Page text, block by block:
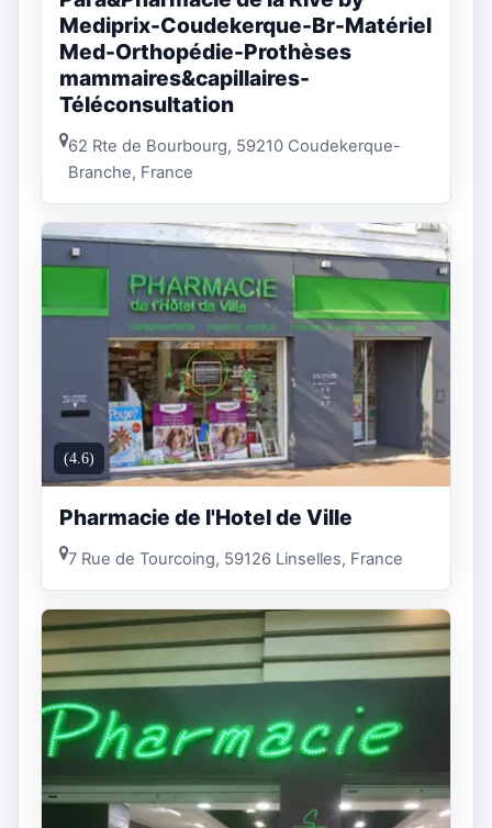
Mediprix-Coudekerque-Br-Matériel
Med-Orthopédie-Prothèses
mammaires&capillaires-
Téléconsultation
62 Rte de Bourbourg, 59210 Coudekerque-
Branche, France
(4.6)
Pharmacie de l'Hotel de Ville
7 Rue de Tourcoing, 59126 Linselles, France